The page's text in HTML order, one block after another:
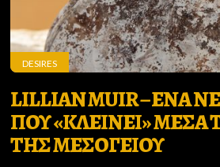
DESIRES
LILLIAN MUIR – ΕΝΑ
ΠΟΥ «ΚΛΕΙΝΕΙ» ΜΕΣΑ
ΤΗΣ ΜΕΣΟΓΕΙΟΥ